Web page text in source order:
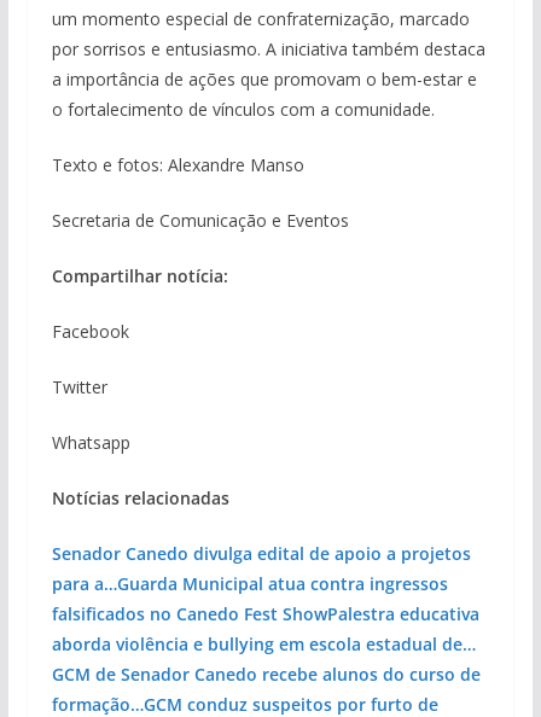
um momento especial de confraternização, marcado
por sorrisos e entusiasmo. A iniciativa também destaca
a importância de ações que promovam o bem-estar e
o fortalecimento de vínculos com a comunidade.
Texto e fotos: Alexandre Manso
Secretaria de Comunicação e Eventos
Compartilhar notícia:
Facebook
Twitter
Whatsapp
Notícias relacionadas
Senador Canedo divulga edital de apoio a projetos
para a…Guarda Municipal atua contra ingressos
falsificados no Canedo Fest ShowPalestra educativa
aborda violência e bullying em escola estadual de…
GCM de Senador Canedo recebe alunos do curso de
formação…GCM conduz suspeitos por furto de